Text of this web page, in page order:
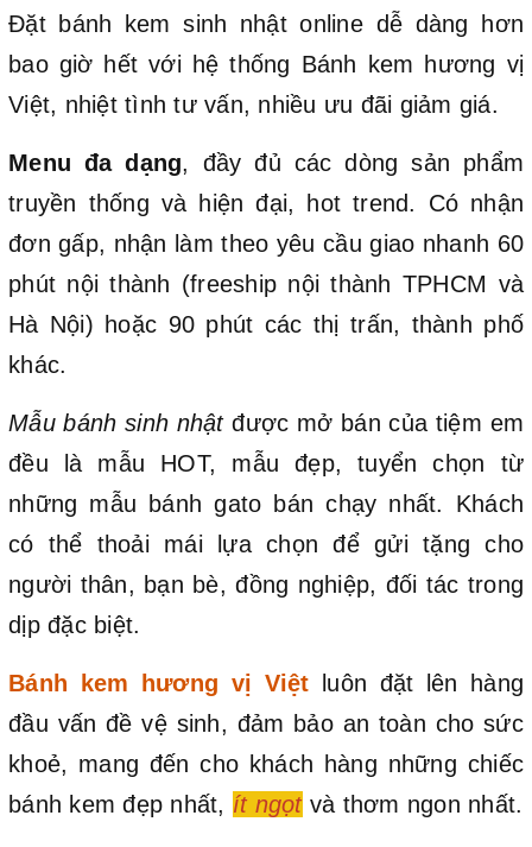
Đặt bánh kem sinh nhật online dễ dàng hơn
bao giờ hết với hệ thống Bánh kem hương vị
Việt, nhiệt tình tư vấn, nhiều ưu đãi giảm giá.
Menu đa dạng, đầy đủ các dòng sản phẩm
truyền thống và hiện đại, hot trend. Có nhận
đơn gấp, nhận làm theo yêu cầu giao nhanh 60
phút nội thành (freeship nội thành TPHCM và
Hà Nội) hoặc 90 phút các thị trấn, thành phố
khác.
Mẫu bánh sinh nhậtđược mở bán của tiệm em
đều là mẫu HOT, mẫu đẹp, tuyển chọn từ
những mẫu bánh gato bán chạy nhất. Khách
có thể thoải mái lựa chọn để gửi tặng cho
người thân, bạn bè, đồng nghiệp, đối tác trong
dịp đặc biệt.
Bánh kem hương vị Việt luôn đặt lên hàng
đầu vấn đề vệ sinh, đảm bảo an toàn cho sức
khoẻ, mang đến cho khách hàng những chiếc
bánh kem đẹp nhất, ít ngọt và thơm ngon nhất.